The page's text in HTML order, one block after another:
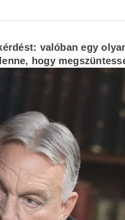
valóban egy
hogy